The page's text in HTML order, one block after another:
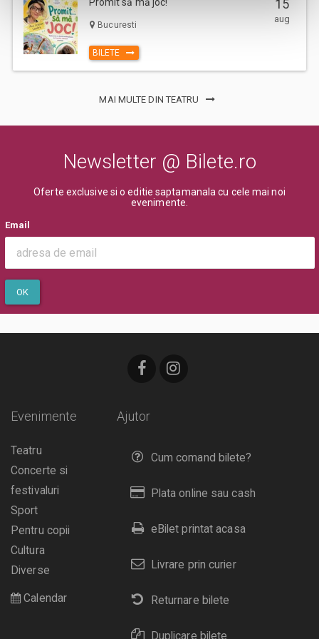
indiferent de varsta. (Mai putin cazurile unde este specificata gratuitate
in limita de varsta).
Va rugam sa respectati orele de acces in sala de spectacol sau in locul
de desfasurare a evenimentului inscriptionate pe bilet, pentru a evita
aglomerarea pe caile de acces sau deranjarea celorlalti spectatori
Bucuresti
BILETE
15
aug
MAI MULTE DIN TEATRU
Newsletter @ Bilete.ro
Oferte exclusive si o editie saptamanala cu cele mai noi
evenimente.
Email
OK
Ajutor
Cum comand bilete?
Plata online sau cash
eBilet printat acasa
Livrare prin curier
Returnare bilete
Duplicare bilete
Evenimente
Teatru
Concerte si
festivaluri
Sport
Pentru copii
Cultura
Diverse
Calendar